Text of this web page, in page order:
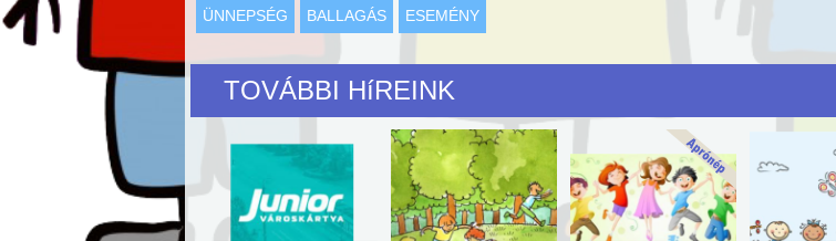
ÜNNEPSÉG BALLAGÁS ESEMÉNY
TOVÁBBI HíREINK